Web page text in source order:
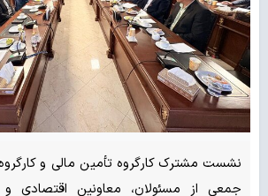
نشست مشترک کارگروه تأمین مالی و
جمعی از مسئولان، معاونین اقتصادی